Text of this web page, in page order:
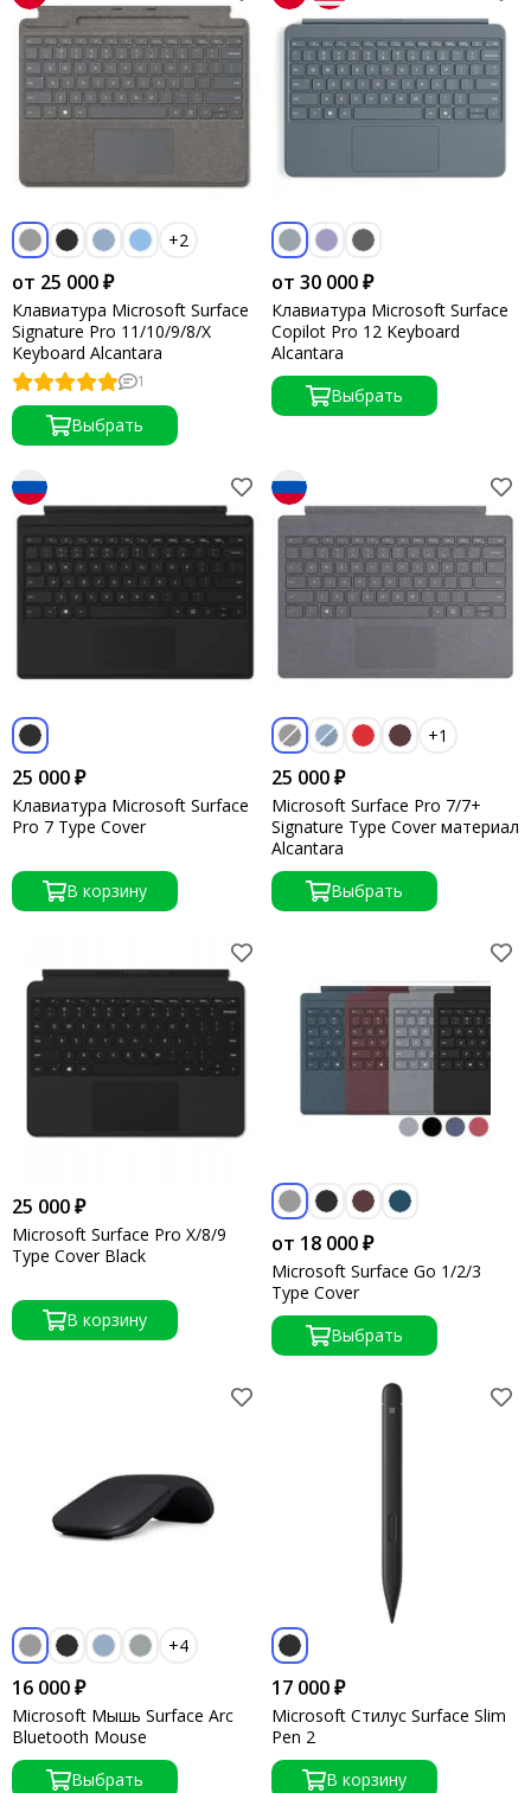
+2
от 25 000 ₽
Клавиатура Microsoft Surface
Signature Pro 11/10/9/8/X
Keyboard Alcantara
1
Выбрать
от 30 000 ₽
Клавиатура Microsoft Surface
Copilot Pro 12 Keyboard
Alcantara
Выбрать
25 000 ₽
Клавиатура Microsoft Surface
Pro 7 Type Cover
В корзину
+1
25 000 ₽
Microsoft Surface Pro 7/7+
Signature Type Cover материал
Alcantara
Выбрать
25 000 ₽
Microsoft Surface Pro X/8/9
Type Cover Black
В корзину
от 18 000 ₽
Microsoft Surface Go 1/2/3
Type Cover
Выбрать
+4
16 000 ₽
Microsoft Мышь Surface Arc
Bluetooth Mouse
Выбрать
17 000 ₽
Microsoft Стилус Surface Slim
Pen 2
В корзину